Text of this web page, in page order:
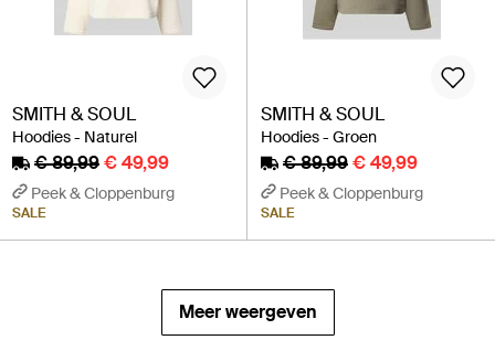
SMITH & SOUL
Hoodies - Naturel
€ 89,99€ 49,99
Peek & Cloppenburg
SALE
SMITH & SOUL
Hoodies - Groen
€ 89,99€ 49,99
Peek & Cloppenburg
SALE
Meer weergeven